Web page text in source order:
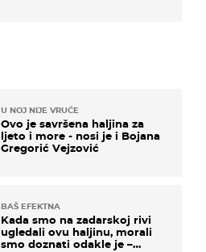
U NOJ NIJE VRUĆE
Ovo je savršena haljina za
ljeto i more - nosi je i Bojana
Gregorić Vejzović
BAŠ EFEKTNA
Kada smo na zadarskoj rivi
ugledali ovu haljinu, morali
smo doznati odakle je –